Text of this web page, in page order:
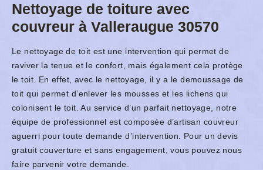
Nettoyage de toiture avec
couvreur à Valleraugue 30570
Le nettoyage de toit est une intervention qui permet de
raviver la tenue et le confort, mais également cela protège
le toit. En effet, avec le nettoyage, il y a le demoussage de
toit qui permet d’enlever les mousses et les lichens qui
colonisent le toit. Au service d’un parfait nettoyage, notre
équipe de professionnel est composée d’artisan couvreur
aguerri pour toute demande d’intervention. Pour un devis
gratuit couverture et sans engagement, vous pouvez nous
faire parvenir votre demande.